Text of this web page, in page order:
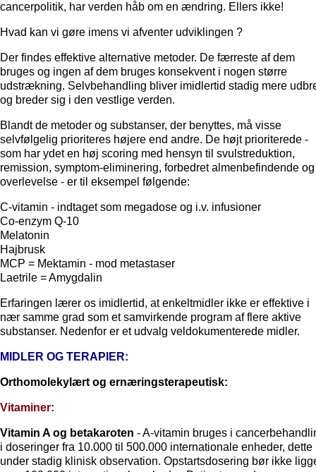
cancerpolitik, har verden håb om en ændring. Ellers ikke!
Hvad kan vi gøre imens vi afventer udviklingen ?
Der findes effektive alternative metoder. De færreste af dem
bruges og ingen af dem bruges konsekvent i nogen større
udstrækning. Selvbehandling bliver imidlertid stadig mere
og breder sig i den vestlige verden.
Blandt de metoder og substanser, der benyttes, må visse
selvfølgelig prioriteres højere end andre. De højt prioriterede -
som har ydet en høj scoring med hensyn til svulstreduktion,
remission, symptom-eliminering, forbedret almenbefindende og
overlevelse - er til eksempel følgende:
C-vitamin - indtaget som megadose og i.v. infusioner
Co-enzym Q-10
Melatonin
Hajbrusk
MCP = Mektamin - mod metastaser
Laetrile = Amygdalin
Erfaringen lærer os imidlertid, at enkeltmidler ikke er effektive i
nær samme grad som et samvirkende program af flere aktive
substanser. Nedenfor er et udvalg veldokumenterede midler.
MIDLER OG TERAPIER:
Orthomolekylært og ernæringsterapeutisk:
Vitaminer:
Vitamin A og betakaroten - A-vitamin bruges i
i doseringer fra 10.000 til 500.000 internationale enheder, dette
under stadig klinisk observation. Opstartsdosering bør ikke